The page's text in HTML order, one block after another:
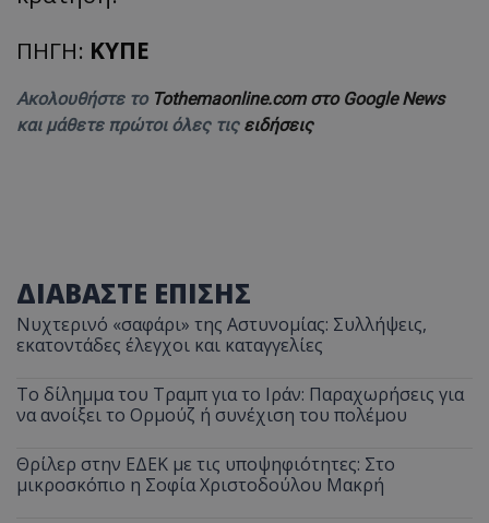
ΠΗΓΗ: ΚΥΠΕ
Ακολουθήστε το Tothemaonline.com στο Google News
και μάθετε πρώτοι όλες τις ειδήσεις
ΔΙΑΒΑΣΤΕ ΕΠΙΣΗΣ
Νυχτερινό «σαφάρι» της Αστυνομίας: Συλλήψεις,
εκατοντάδες έλεγχοι και καταγγελίες
Το δίλημμα του Τραμπ για το Ιράν: Παραχωρήσεις για
να ανοίξει το Ορμούζ ή συνέχιση του πολέμου
Θρίλερ στην ΕΔΕΚ με τις υποψηφιότητες: Στο
μικροσκόπιο η Σοφία Χριστοδούλου Μακρή